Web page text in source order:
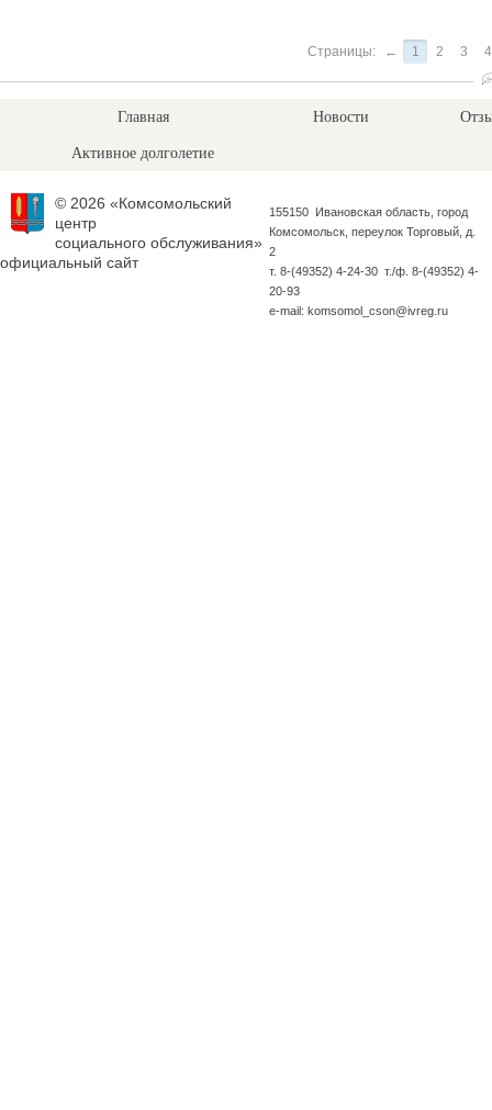
Страницы: ← 1 2 3 4
Главная Новости
Активное долголетие
© 2026 «Комсомольский
центр
социального обслуживания»
официальный сайт
155150 Ивановская область, город
Комсомольск, переулок Торговый, д.
2
т. 8-(49352) 4-24-30 т./ф. 8-(49352) 4-
20-93
e-mail: komsomol_cson@ivreg.ru